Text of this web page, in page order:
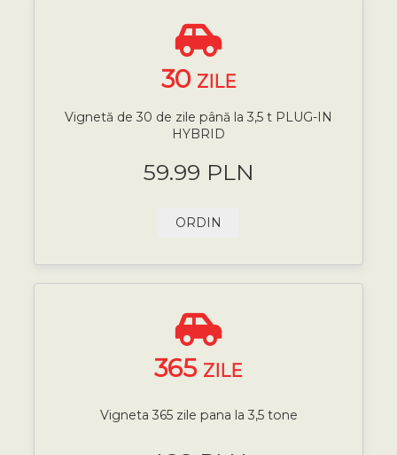
30 ZILE
Vignetă de 30 de zile până la 3,5 t PLUG-IN
HYBRID
59.99 PLN
ORDIN
365 ZILE
Vigneta 365 zile pana la 3,5 tone